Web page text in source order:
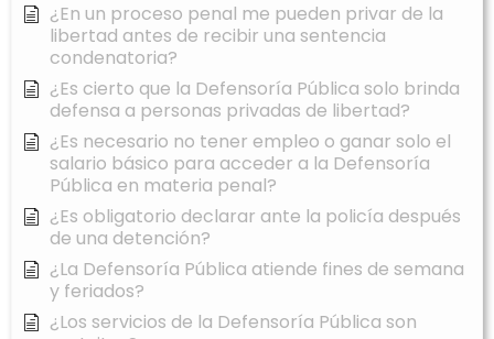
¿En un proceso penal me pueden privar de la
libertad antes de recibir una sentencia
condenatoria?
¿Es cierto que la Defensoría Pública solo brinda
defensa a personas privadas de libertad?
¿Es necesario no tener empleo o ganar solo el
salario básico para acceder a la Defensoría
Pública en materia penal?
¿Es obligatorio declarar ante la policía después
de una detención?
¿La Defensoría Pública atiende fines de semana
y feriados?
¿Los servicios de la Defensoría Pública son